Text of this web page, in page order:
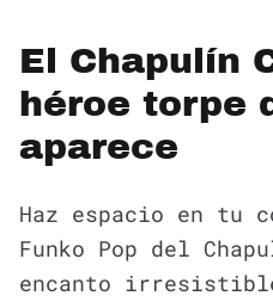
El Chapulín
héroe torpe
aparece
Haz espacio en tu
Funko Pop del
encanto